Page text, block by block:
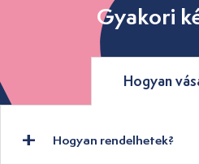
Gyakori
Hogyan
Hogyan rendelhetek?